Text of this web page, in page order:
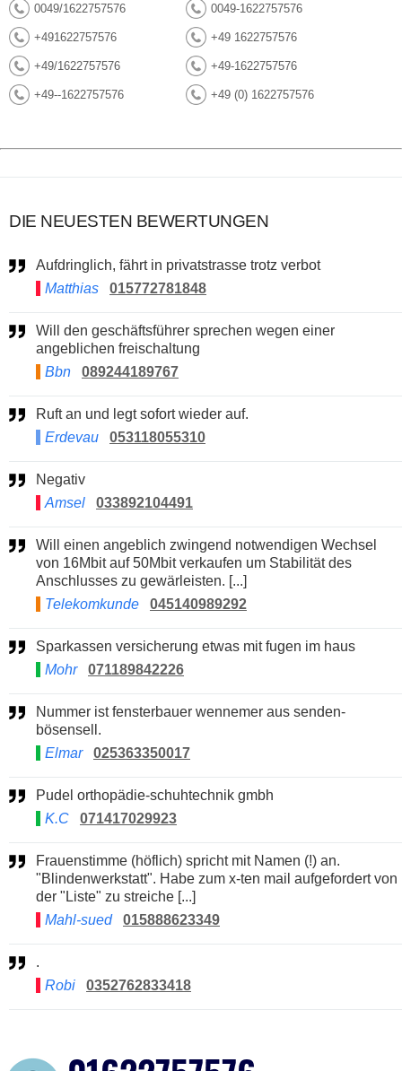
0049/1622757576 0049-1622757576
+491622757576 +49 1622757576
+49/1622757576 +49-1622757576
+49--1622757576 +49 (0) 1622757576
DIE NEUESTEN BEWERTUNGEN
Aufdringlich, fährt in privatstrasse trotz verbot
Matthias
015772781848
Will den geschäftsführer sprechen wegen einer
angeblichen freischaltung
Bbn
089244189767
Ruft an und legt sofort wieder auf.
Erdevau
053118055310
Negativ
Amsel
033892104491
Will einen angeblich zwingend notwendigen Wechsel
von 16Mbit auf 50Mbit verkaufen um Stabilität des
Anschlusses zu gewärleisten. [...]
Telekomkunde
045140989292
Sparkassen versicherung etwas mit fugen im haus
Mohr
071189842226
Nummer ist fensterbauer wennemer aus senden-
bösensell.
Elmar
025363350017
Pudel orthopädie-schuhtechnik gmbh
K.C
071417029923
Frauenstimme (höflich) spricht mit Namen (!) an.
"Blindenwerkstatt". Habe zum x-ten mail aufgefordert von
der "Liste" zu streiche [...]
Mahl-sued
015888623349
.
Robi
0352762833418